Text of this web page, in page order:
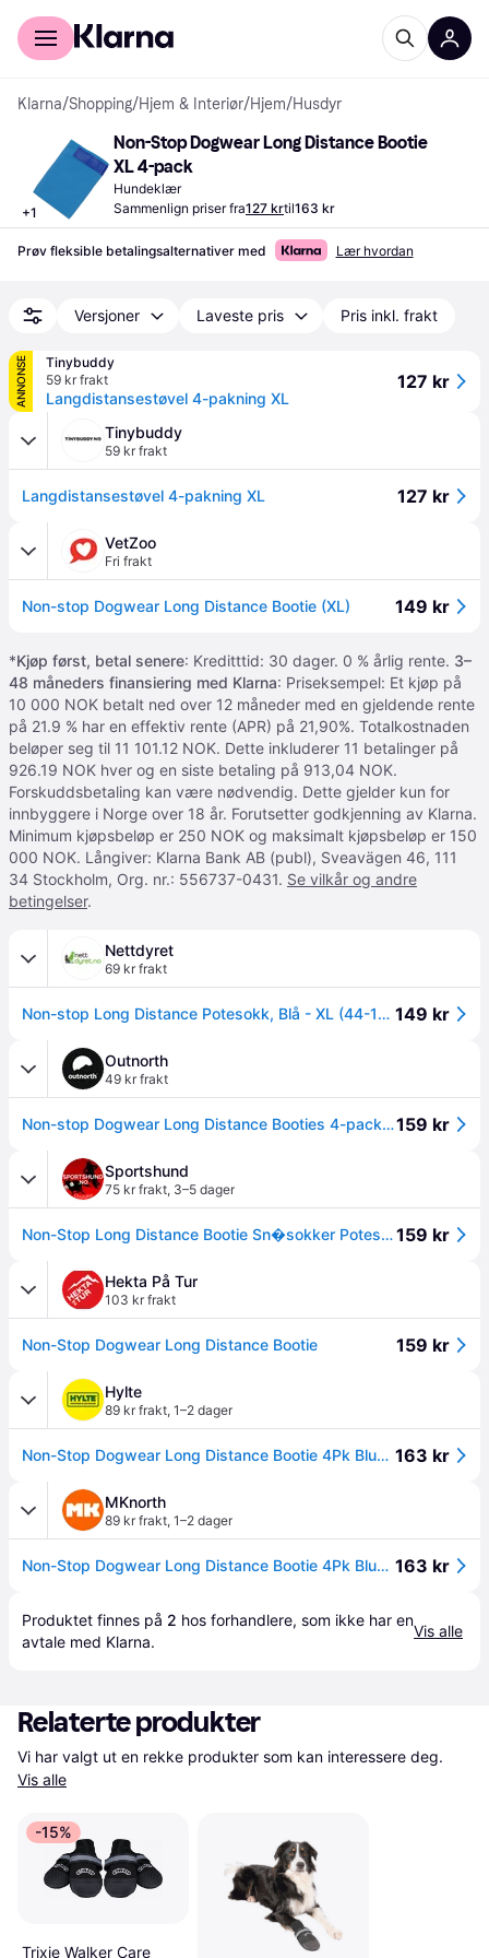
For kunder
Klarna/Shopping/Hjem & Interiør/Hjem/Husdyr
+1
Non-Stop Dogwear Long Distance Bootie
XL 4-pack
Hundeklær
Sammenlign priser fra127 krtil163 kr
Prøv fleksible betalingsalternativer med Lær hvordan
Versjoner Laveste pris Pris inkl. frakt
ANNONSE
Tinybuddy
59 kr frakt
Langdistansestøvel 4-pakning XL
127 kr
Tinybuddy
59 kr frakt
Langdistansestøvel 4-pakning XL 127 kr
VetZoo
Fri frakt
Non-stop Dogwear Long Distance Bootie (XL) 149 kr
*Kjøp først, betal senere: Kreditttid: 30 dager. 0 % årlig rente. 3–
48 måneders finansiering med Klarna: Priseksempel: Et kjøp på
10 000 NOK betalt ned over 12 måneder med en gjeldende rente
på 21.9 % har en effektiv rente (APR) på 21,90%. Totalkostnaden
beløper seg til 11 101.12 NOK. Dette inkluderer 11 betalinger på
926.19 NOK hver og en siste betaling på 913,04 NOK.
Forskuddsbetaling kan være nødvendig. Dette gjelder kun for
innbyggere i Norge over 18 år. Forutsetter godkjenning av Klarna.
Minimum kjøpsbeløp er 250 NOK og maksimalt kjøpsbeløp er 150
000 NOK. Långiver: Klarna Bank AB (publ), Sveavägen 46, 111
34 Stockholm, Org. nr.: 556737-0431. Se vilkår og andre
betingelser.
Nettdyret
69 kr frakt
Non-stop Long Distance Potesokk, Blå - XL (44-1335) 149 kr
Outnorth
49 kr frakt
Non-stop Dogwear Long Distance Booties 4-pack (2021) Blue XL159 kr
Sportshund
75 kr frakt, 3–5 dager
Non-Stop Long Distance Bootie Sn�sokker Potesokker Hundesokker - XL159 kr
Hekta På Tur
103 kr frakt
Non-Stop Dogwear Long Distance Bootie 159 kr
Hylte
89 kr frakt, 1–2 dager
Non-Stop Dogwear Long Distance Bootie 4Pk Blue, XL 163 kr
MKnorth
89 kr frakt, 1–2 dager
Non-Stop Dogwear Long Distance Bootie 4Pk Blue, XL 163 kr
Produktet finnes på 2 hos forhandlere, som ikke har en
avtale med Klarna.
Vis alle
Relaterte produkter
Vis alle
-15%
Trixie Walker Care